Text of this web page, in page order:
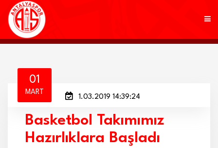
KULÜP
AKADEMİ
MARKALAR
01
MART
1.03.2019 14:39:24
Basketbol Takımımız
Hazırlıklara Başladı